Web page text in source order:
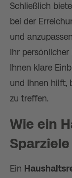
Schließlich
bei der
und
Ihr
Ihnen klare
und Ihnen hilft,
zu treffen.
Wie ein
Ein